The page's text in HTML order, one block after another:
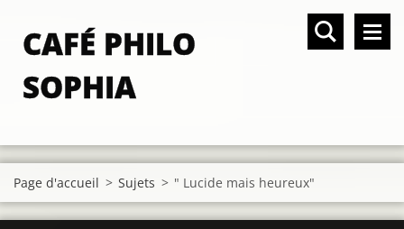
CAFÉ PHILO
SOPHIA
Page d'accueil > Sujets > " Lucide mais heureux"